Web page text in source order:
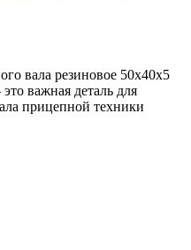
вала резиновое 50х40х5
важная деталь для
прицепной техники